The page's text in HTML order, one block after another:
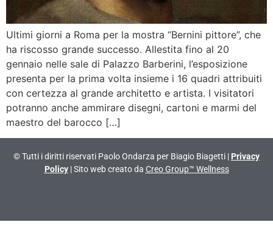
Ultimi giorni a Roma per la mostra “Bernini pittore”, che
ha riscosso grande successo. Allestita fino al 20
gennaio nelle sale di Palazzo Barberini, l’esposizione
presenta per la prima volta insieme i 16 quadri attribuiti
con certezza al grande architetto e artista. I visitatori
potranno anche ammirare disegni, cartoni e marmi del
maestro del barocco […]
© Tutti i diritti riservati Paolo Ondarza per Biagio Biagetti | Privacy
Policy| Sito web creato da Creo Group™ Wellness